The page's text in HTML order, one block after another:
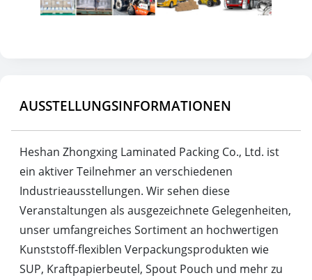
AUSSTELLUNGSINFORMATIONEN
Heshan Zhongxing Laminated Packing Co., Ltd. ist
ein aktiver Teilnehmer an verschiedenen
Industrieausstellungen. Wir sehen diese
Veranstaltungen als ausgezeichnete Gelegenheiten,
unser umfangreiches Sortiment an hochwertigen
Kunststoff-flexiblen Verpackungsprodukten wie
SUP, Kraftpapierbeutel, Spout Pouch und mehr zu